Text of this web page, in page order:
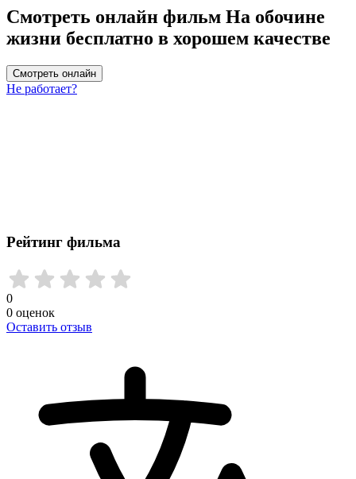
Смотреть онлайн фильм На обочине
жизни бесплатно в хорошем качестве
Смотреть онлайн
Не работает?
Рейтинг фильма
0
0 оценок
Оставить отзыв